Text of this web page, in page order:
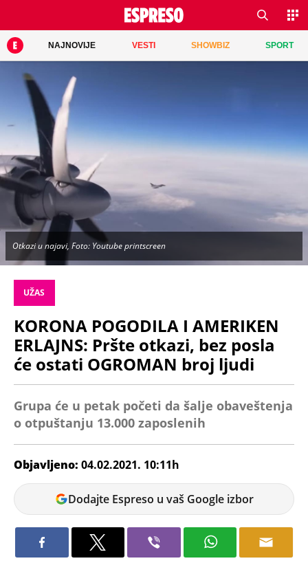
NAJNOVIJE VESTI SHOWBIZ SPORT
Otkazi u najavi, Foto: Youtube printscreen
UŽAS
KORONA POGODILA I AMERIKEN
ERLAJNS: Pršte otkazi, bez posla
će ostati OGROMAN broj ljudi
Grupa će u petak početi da šalje obaveštenja
o otpuštanju 13.000 zaposlenih
Objavljeno: 04.02.2021. 10:11h
Jelena
Luković
Dodajte Espreso u vaš Google izbor